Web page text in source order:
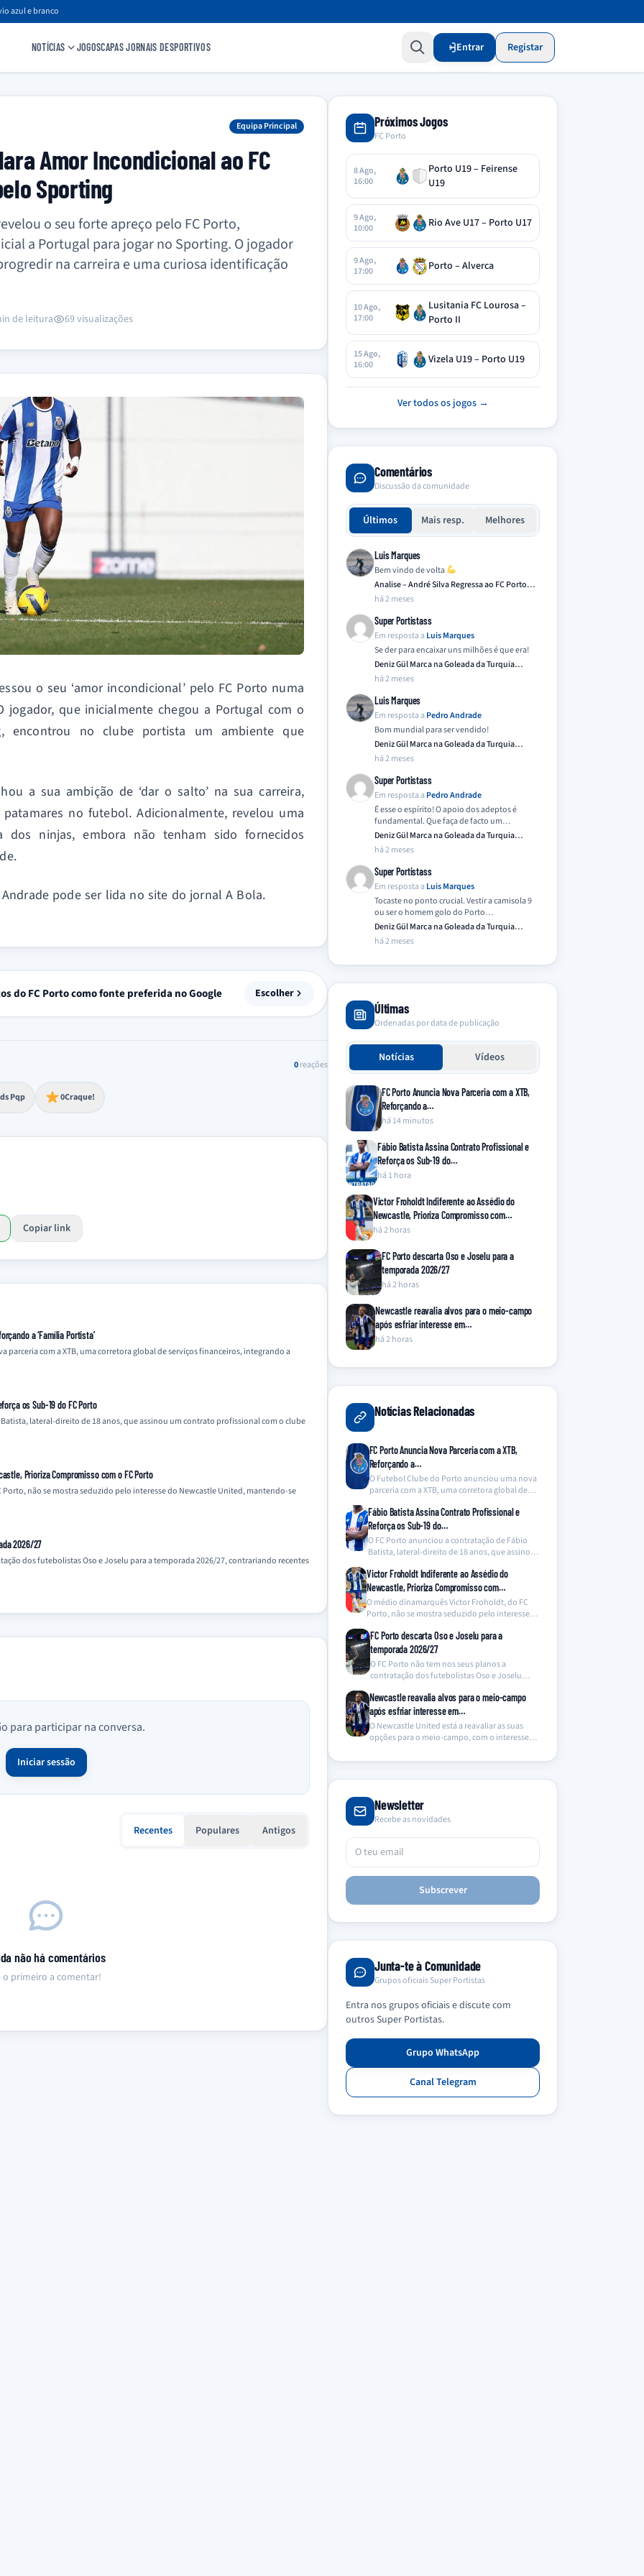
azul e branco
NOTÍCIAS JOGOSCAPAS JORNAIS DESPORTIVOS Entrar Registar
Equipa Principal
Amor Incondicional ao FC
Sporting
o seu forte apreço pelo FC Porto,
a Portugal para jogar no Sporting. O jogador
na carreira e uma curiosa identificação
de leitura 69 visualizações
o seu ‘amor incondicional’ pelo FC Porto numa
jogador, que inicialmente chegou a Portugal com o
encontrou no clube portista um ambiente que
a sua ambição de ‘dar o salto’ na sua carreira,
no futebol. Adicionalmente, revelou uma
dos ninjas, embora não tenham sido fornecidos
pode ser lida no site do jornal A Bola.
do FC Porto como fonte preferida no Google Escolher
0reações
Pqp
extremo 0Craque!
Copiar link
a ‘Família Portista’
parceria com a XTB, uma corretora global de serviços financeiros, integrando a
os Sub-19 do FC Porto
lateral-direito de 18 anos, que assinou um contrato profissional com o clube
Prioriza Compromisso com o FC Porto
não se mostra seduzido pelo interesse do Newcastle United, mantendo-se
2026/27
dos futebolistas Oso e Joselu para a temporada 2026/27, contrariando recentes
para participar na conversa.
Iniciar sessão
Recentes Populares Antigos
não há comentários
o primeiro a comentar!
Próximos Jogos
FC Porto
8 Ago,
16:00
Porto U19 – Feirense
U19
9 Ago,
10:00
Rio Ave U17 – Porto U17
9 Ago,
17:00
Porto – Alverca
10 Ago,
17:00
Lusitania FC Lourosa –
Porto II
15 Ago,
16:00
Vizela U19 – Porto U19
Ver todos os jogos →
Comentários
Discussão da comunidade
Últimos Mais resp. Melhores
Luis Marques
Bem vindo de volta
Analise – André Silva Regressa ao FC Porto…
há 2 meses
Super Portistass
Em resposta a Luis Marques
Se der para encaixar uns milhões é que era!
Deniz Gül Marca na Goleada da Turquia
Frente…
há 2 meses
Luis Marques
Em resposta a Pedro Andrade
Bom mundial para ser vendido!
Deniz Gül Marca na Goleada da Turquia
Frente…
há 2 meses
Super Portistass
Em resposta a Pedro Andrade
É esse o espírito! O apoio dos adeptos é
fundamental. Que faça de facto um…
Deniz Gül Marca na Goleada da Turquia
Frente…
há 2 meses
Super Portistass
Em resposta a Luis Marques
Tocaste no ponto crucial. Vestir a camisola 9
ou ser o homem golo do Porto…
Deniz Gül Marca na Goleada da Turquia
Frente…
há 2 meses
Últimas
Ordenadas por data de publicação
Notícias Vídeos
FC Porto Anuncia Nova Parceria com a XTB,
Reforçando a…
há 14 minutos
Fábio Batista Assina Contrato Profissional e
Reforça os Sub-19 do…
há 1 hora
Victor Froholdt Indiferente ao Assédio do
Newcastle, Prioriza Compromisso com…
há 2 horas
FC Porto descarta Oso e Joselu para a
temporada 2026/27
há 2 horas
Newcastle reavalia alvos para o meio-campo
após esfriar interesse em…
há 2 horas
Notícias Relacionadas
FC Porto Anuncia Nova Parceria com a XTB,
Reforçando a…
O Futebol Clube do Porto anunciou uma nova
parceria com a XTB, uma corretora global de…
Fábio Batista Assina Contrato Profissional e
Reforça os Sub-19 do…
O FC Porto anunciou a contratação de Fábio
Batista, lateral-direito de 18 anos, que assinou
Victor Froholdt Indiferente ao Assédio do
Newcastle, Prioriza Compromisso com…
O médio dinamarquês Victor Froholdt, do FC
Porto, não se mostra seduzido pelo interesse
FC Porto descarta Oso e Joselu para a
temporada 2026/27
O FC Porto não tem nos seus planos a
contratação dos futebolistas Oso e Joselu
Newcastle reavalia alvos para o meio-campo
após esfriar interesse em…
O Newcastle United está a reavaliar as suas
opções para o meio-campo, com o interesse
Newsletter
Recebe as novidades
Subscrever
Junta-te à Comunidade
Grupos oficiais Super Portistas
Entra nos grupos oficiais e discute com
outros Super Portistas.
Grupo WhatsApp
Canal Telegram